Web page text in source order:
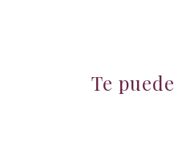
Te